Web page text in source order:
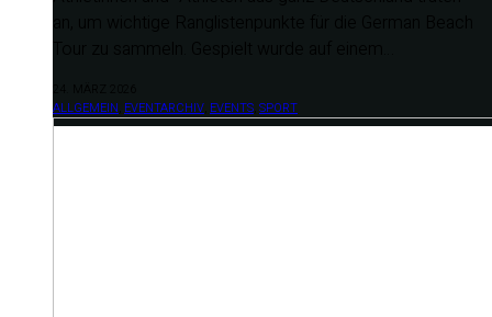
ALLGEMEIN EVENTARCHIV EVENTS SPORT